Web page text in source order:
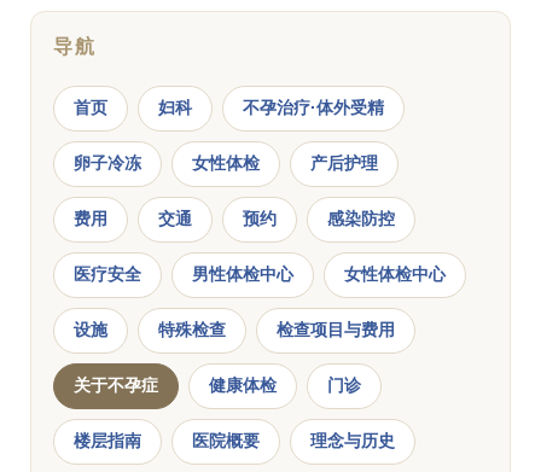
导航
首页 妇科 不孕治疗·体外受精
卵子冷冻 女性体检 产后护理
费用 交通 预约 感染防控
医疗安全 男性体检中心 女性体检中心
设施 特殊检查 检查项目与费用
关于不孕症 健康体检 门诊
楼层指南 医院概要 理念与历史